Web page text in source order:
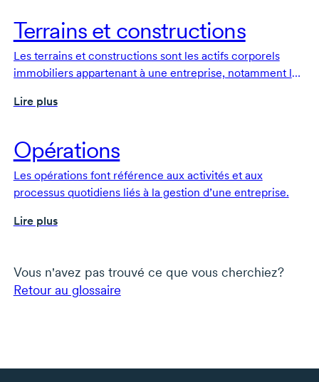
Terrains et constructions
Les terrains et constructions sont les actifs corporels
immobiliers appartenant à une entreprise, notamment les
trouvent.
Lire plus
Opérations
Les opérations font référence aux activités et aux
processus quotidiens liés à la gestion d’une entreprise.
Lire plus
Vous n'avez pas trouvé ce que vous cherchiez?
Retour au glossaire